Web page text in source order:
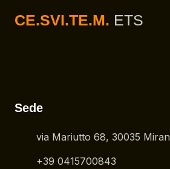
CE.SVI.TE.M. ETS
Sede
via Mariutto 68, 30035
+39 0415700843